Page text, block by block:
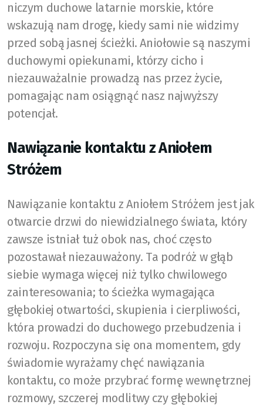
niczym duchowe latarnie morskie, które
wskazują nam drogę, kiedy sami nie widzimy
przed sobą jasnej ścieżki. Aniołowie są naszymi
duchowymi opiekunami, którzy cicho i
niezauważalnie prowadzą nas przez życie,
pomagając nam osiągnąć nasz najwyższy
potencjał.
Nawiązanie kontaktu z Aniołem
Stróżem
Nawiązanie kontaktu z Aniołem Stróżem jest jak
otwarcie drzwi do niewidzialnego świata, który
zawsze istniał tuż obok nas, choć często
pozostawał niezauważony. Ta podróż w głąb
siebie wymaga więcej niż tylko chwilowego
zainteresowania; to ścieżka wymagająca
głębokiej otwartości, skupienia i cierpliwości,
która prowadzi do duchowego przebudzenia i
rozwoju. Rozpoczyna się ona momentem, gdy
świadomie wyrażamy chęć nawiązania
kontaktu, co może przybrać formę wewnętrznej
rozmowy, szczerej modlitwy czy głębokiej